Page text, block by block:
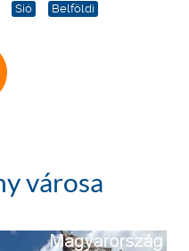
Sió Belföldi
városa